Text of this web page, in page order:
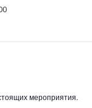
мероприятия.